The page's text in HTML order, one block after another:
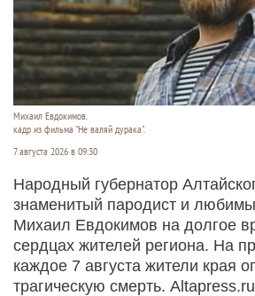
Михаил Евдокимов.
кадр из фильма "Не валяй дурака".
7 августа 2026 в 09:30
Народный губернатор
знаменитый пародист и
Михаил Евдокимов на долгое
сердцах жителей региона. На
каждое 7 августа жители края
трагическую смерть.